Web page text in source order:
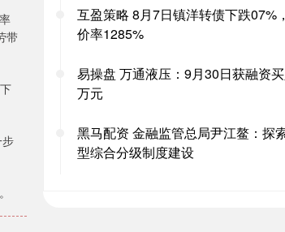
带
互盈策略 8月7日镇洋转债下跌07%
价率1285%
易操盘 万通液压：9月30日获融资
万元
黑马配资 金融监管总局尹江鳌：探
型综合分级制度建设